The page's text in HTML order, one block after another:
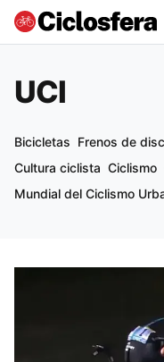
UCI
Bicicletas Frenos de
Cultura ciclista Ciclismo
Mundial del Ciclismo